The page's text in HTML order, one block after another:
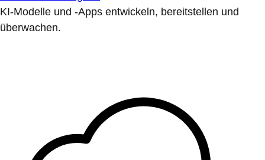
KI-Modelle und -Apps entwickeln, bereitstellen und
überwachen.